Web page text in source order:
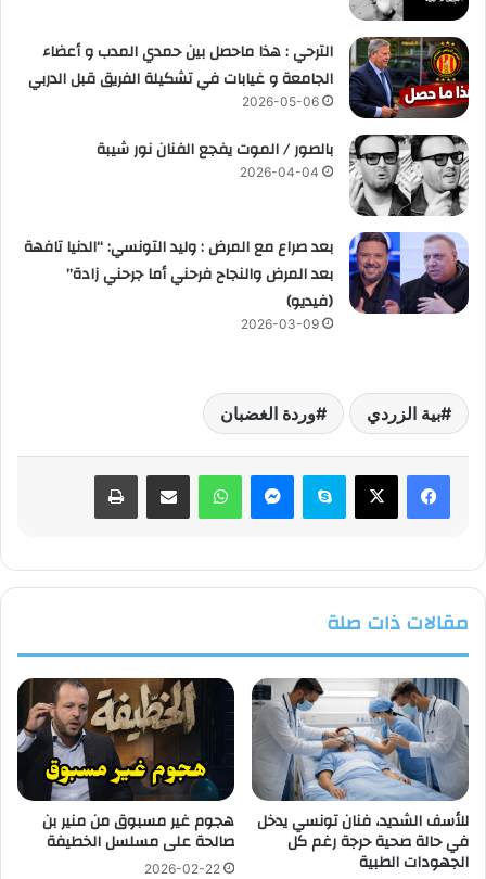
الترحي : هذا ماحصل بين حمدي المدب و أعضاء
الجامعة و غيابات في تشكيلة الفريق قبل الدربي
2026-05-06
بالصور / الموت يفجع الفنان نور شيبة
2026-04-04
بعد صراع مع المرض : وليد التونسي: “الدنيا تافهة
بعد المرض والنجاح فرحني أما جرحني زادة”
(فيديو)
2026-03-09
بية الزردي وردة الغضبان
فيسبوك ‫X سكايب واتساب
مقالات ذات صلة
للأسف الشديد، فنان تونسي يدخل
في حالة صحية حرجة رغم كل
الجهودات الطبية
هجوم غير مسبوق من منير بن
صالحة على مسلسل الخطيفة
2026-02-22